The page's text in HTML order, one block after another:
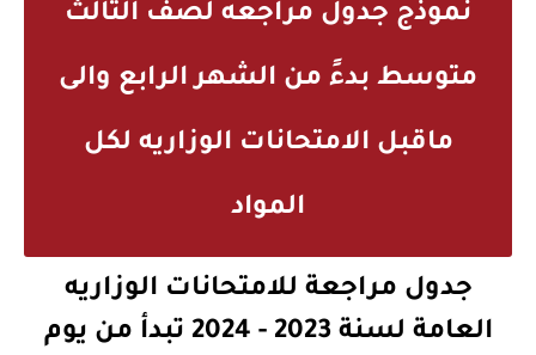
نموذج جدول مراجعه لصف الثالث
متوسط بدءً من الشهر الرابع والى
ماقبل الامتحانات الوزاريه لكل
المواد
جدول مراجعة للامتحانات الوزاريه
العامة لسنة 2023 - 2024 تبدأ من يوم